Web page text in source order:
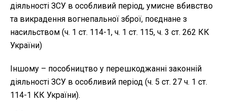
діяльності ЗСУ в особливий період, умисне вбивство
та викрадення вогнепальної зброї, поєднане з
насильством (ч. 1 ст. 114-1, ч. 1 ст. 115, ч. 3 ст. 262 КК
України)
Іншому – пособництво у перешкоджанні законній
діяльності ЗСУ в особливий період (ч. 5 ст. 27 ч. 1 ст.
114-1 КК України).